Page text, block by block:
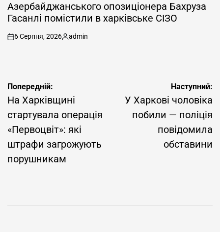
Азербайджанського опозиціонера Бахруза
Гасанлі помістили в харківське СІЗО
on
6 Серпня, 2026
Опубліковано
admin
Навігація
записів
Попередній:
На Харківщині
стартувала операція
«Первоцвіт»: які
штрафи загрожують
порушникам
Наступний:
У Харкові чоловіка
побили — поліція
повідомила
обставини